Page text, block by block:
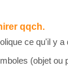
qqch.
ce qu'il y
(objet